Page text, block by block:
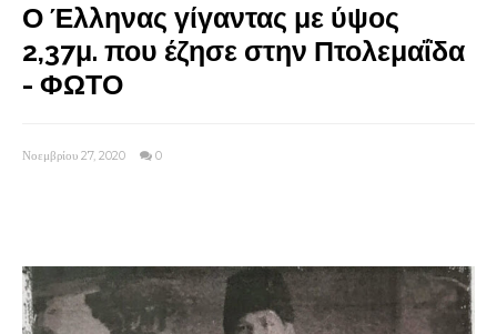
Ο Έλληνας γίγαντας με ύψος
2,37μ. που έζησε στην Πτολεμαΐδα
- ΦΩΤΟ
Νοεμβρίου 27, 2020 0